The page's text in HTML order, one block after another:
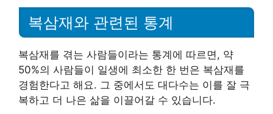
복삼재와 관련된 통계
복삼재를 겪는 사람들이라는 통계에 따르면, 약
50%의 사람들이 일생에 최소한 한 번은 복삼재를
경험한다고 해요. 그 중에서도 대다수는 이를 잘 극
복하고 더 나은 삶을 이끌어갈 수 있습니다.